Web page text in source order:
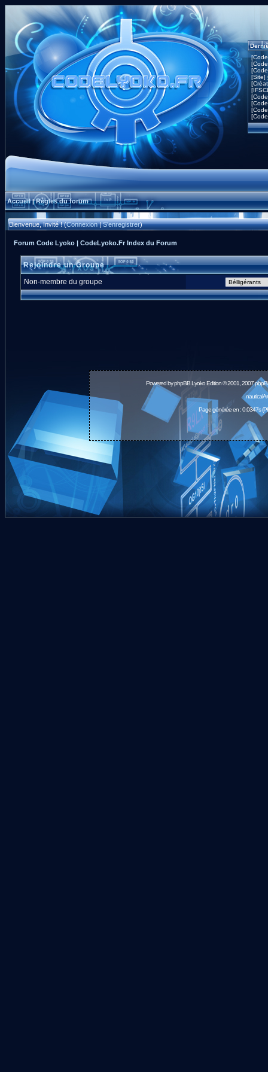
[Site]
Accueil|Règles du forum
Bienvenue, Invité ! (Connexion|S'enregistrer)
Forum Code Lyoko | CodeLyoko.Fr Index du Forum
Rejoindre un Groupe
Non-membre du groupe
Powered byphpBBLyoko Edition © 2001, 2007
Page générée en : 0.0347s